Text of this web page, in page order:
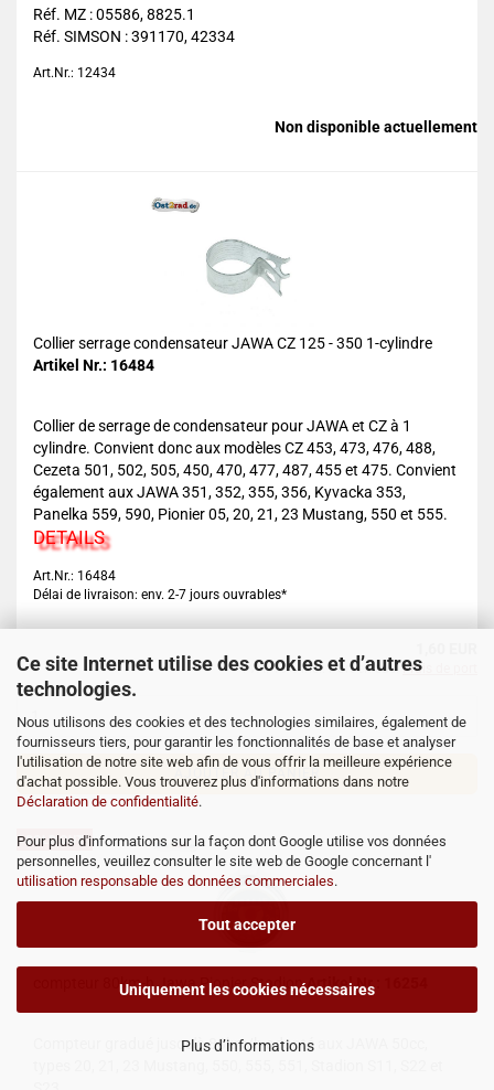
Ce site Internet utilise des cookies et d’autres
technologies.
Nous utilisons des cookies et des technologies similaires, également de
fournisseurs tiers, pour garantir les fonctionnalités de base et analyser
l'utilisation de notre site web afin de vous offrir la meilleure expérience
d'achat possible. Vous trouverez plus d'informations dans notre
Déclaration de confidentialité.
Pour plus d'informations sur la façon dont Google utilise vos données
personnelles, veuillez consulter le site web de Google concernant l'
utilisation responsable des données commerciales.
Tout accepter
Uniquement les cookies nécessaires
Plus d’informations
Réf. MZ : 05586, 8825.1
Réf. SIMSON : 391170, 42334
Art.Nr.: 12434
Non disponible actuellement
Collier serrage condensateur JAWA CZ 125 - 350 1-cylindre
Artikel Nr.: 16484
Collier de serrage de condensateur pour JAWA et CZ à 1
cylindre. Convient donc aux modèles CZ 453, 473, 476, 488,
Cezeta 501, 502, 505, 450, 470, 477, 487, 455 et 475. Convient
également aux JAWA 351, 352, 355, 356, Kyvacka 353,
Panelka 559, 590, Pionier 05, 20, 21, 23 Mustang, 550 et 555.
DETAILS
Art.Nr.: 16484
Délai de livraison: env. 2-7 jours ouvrables*
TVA. 19% incl. Port en sus.Frais de port
AJOUTER AU PANIER
SOLD OUT
compteur 80km-h Jawa Pionier StadionArtikel Nr.: 16254
Compteur gradué jusqu'à 80km/h adapté aux JAWA 50cc,